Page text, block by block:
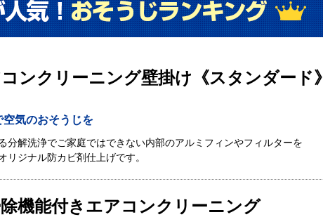
ンクリーニング壁掛け《スタンダード》
気のおそうじを
分解洗浄でご家庭ではできない内部のアルミフィンやフィルターを
リジナル防カビ剤仕上げです。
機能付きエアコンクリーニング